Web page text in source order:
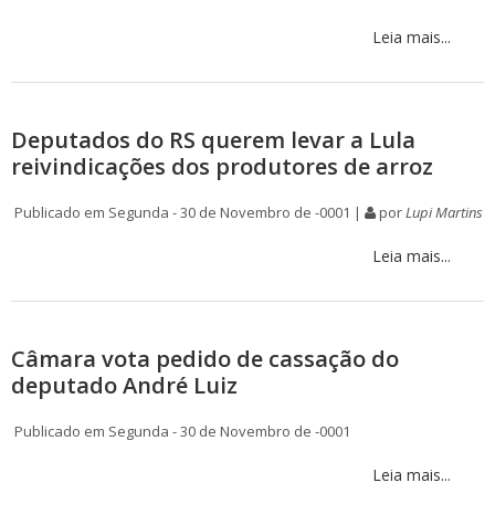
Leia mais...
Deputados do RS querem levar a Lula
reivindicações dos produtores de arroz
Publicado em Segunda - 30 de Novembro de -0001 | porLupi Martins
Leia mais...
Câmara vota pedido de cassação do
deputado André Luiz
Publicado em Segunda - 30 de Novembro de -0001
Leia mais...